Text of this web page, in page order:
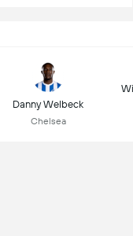
Danny Welbeck
Chelsea